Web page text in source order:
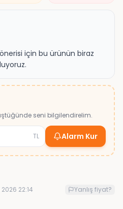
için bu ürünün biraz
seni bilgilendirelim.
TL Alarm Kur
22:14 Yanlış fiyat?